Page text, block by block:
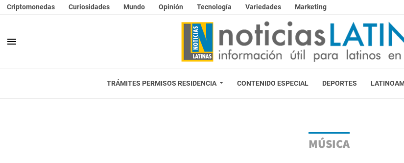
Criptomonedas Curiosidades Mundo Opinión Tecnología Variedades Marketing
menu
TRÁMITES PERMISOS RESIDENCIA CONTENIDO ESPECIAL DEPORTES
MÚSICA